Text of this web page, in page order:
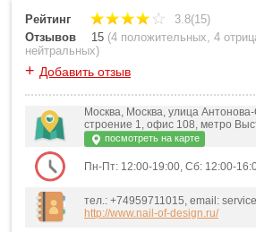
Рейтинг
3.8(15)
Отзывов
15 (4 положительных, 4
нейтральных)
+ Добавить отзыв
Москва, Москва, улица
строение 1, офис 108, метро
посмотреть на карте
Пн-Пт: 12:00-19:00, Сб: 12:00-
тел.: +74959711015, email:
http://www.nail-of-design.ru/